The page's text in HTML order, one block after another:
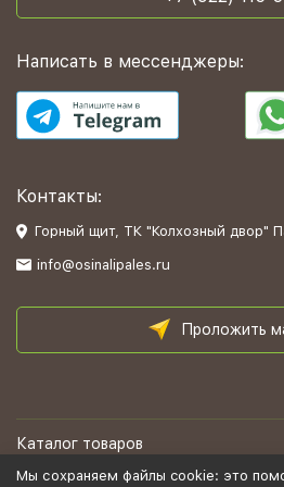
Написать в мессенджеры:
Контакты:
Горный щит, ТК "Колхозный двор"
info@osinalipales.ru
Проложить
Каталог товаров
Мы сохраняем файлы cookie: это